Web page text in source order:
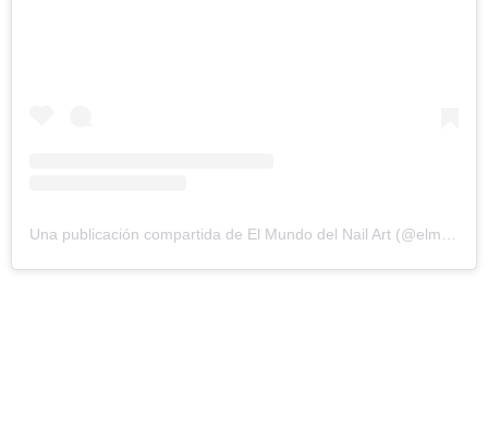
Una publicación compartida de El Mundo del Nail Art (@elmundodelnailart)